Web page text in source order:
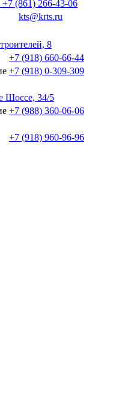
(861) 266-43-06
kts@krts.ru
8
+7 (918) 660-66-44
+7 (918) 0-309-309
Шоссе, 34/5
+7 (988) 360-06-06
+7 (918) 960-96-96